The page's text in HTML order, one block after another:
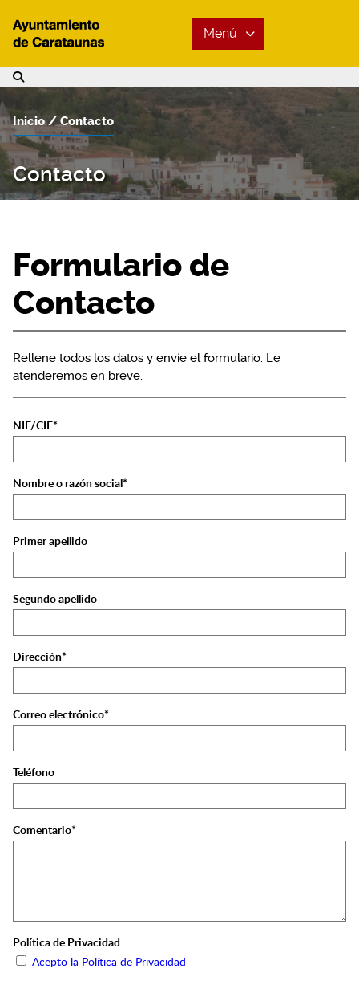
Menú
Contacto
Inicio Contacto
Formulario de
Contacto
Rellene todos los datos y envíe el formulario. Le
atenderemos en breve.
NIF/CIF*
Nombre o razón social*
Primer apellido
Segundo apellido
Dirección*
Correo electrónico*
Teléfono
Comentario*
Política de Privacidad
Acepto la Política de Privacidad